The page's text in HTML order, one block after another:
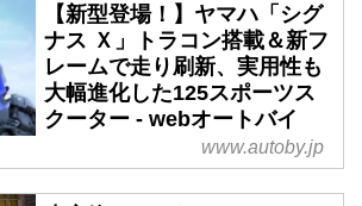
【新型登場！】ヤマハ「シグ
ナス Ｘ」トラコン搭載＆新フ
レームで走り刷新、実用性も
大幅進化した125スポーツス
クーター - webオートバイ
www.autoby.jp